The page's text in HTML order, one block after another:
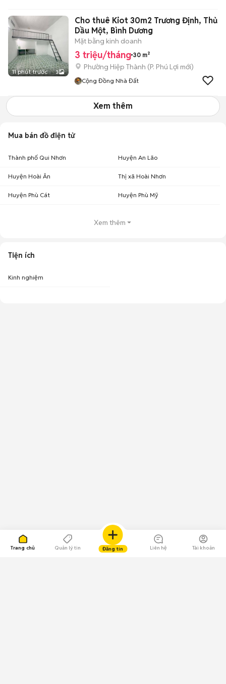
Trang chủ Quản lý tin Đăng tin Liên hệ Tài khoản
11 phút trước 3
Cho thuê Kiot 30m2 Trương Định, Thủ
Dầu Một, Bình Dương
Mặt bằng kinh doanh
3 triệu/tháng 30 m²
Phường Hiệp Thành (P. Phú Lợi mới)
Cộng Đồng Nhà Đất
Xem thêm
Mua bán đồ điện tử
Thành phố Qui Nhơn Huyện An Lão
Huyện Hoài Ân Thị xã Hoài Nhơn
Huyện Phù Cát Huyện Phù Mỹ
Xem thêm
Tiện ích
Kinh nghiệm